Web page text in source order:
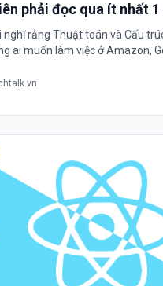
phải đọc qua ít nhất 1
nghĩ rằng Thuật toán và Cấu
ai muốn làm việc ở Amazon,
vững...